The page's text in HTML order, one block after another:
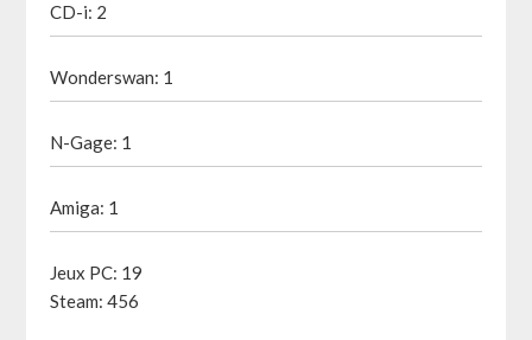
CD-i: 2
Wonderswan: 1
N-Gage: 1
Amiga: 1
Jeux PC: 19
Steam: 456